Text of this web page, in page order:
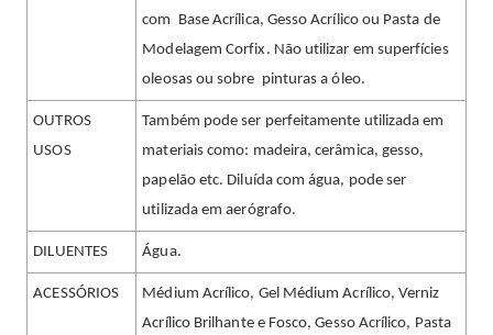
com Base Acrílica, Gesso Acrílico ou Pasta de
Modelagem Corfix. Não utilizar em superfícies
oleosas ou sobre pinturas a óleo.
OUTROS
USOS
Também pode ser perfeitamente utilizada em
materiais como: madeira, cerâmica, gesso,
papelão etc. Diluída com água, pode ser
utilizada em aerógrafo.
DILUENTES Água.
ACESSÓRIOS
Médium Acrílico, Gel Médium Acrílico, Verniz
Acrílico Brilhante e Fosco, Gesso Acrílico, Pasta